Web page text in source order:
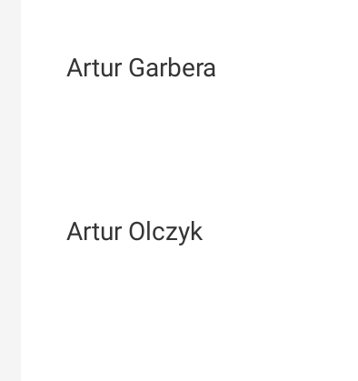
Artur Garbera
Artur Olczyk